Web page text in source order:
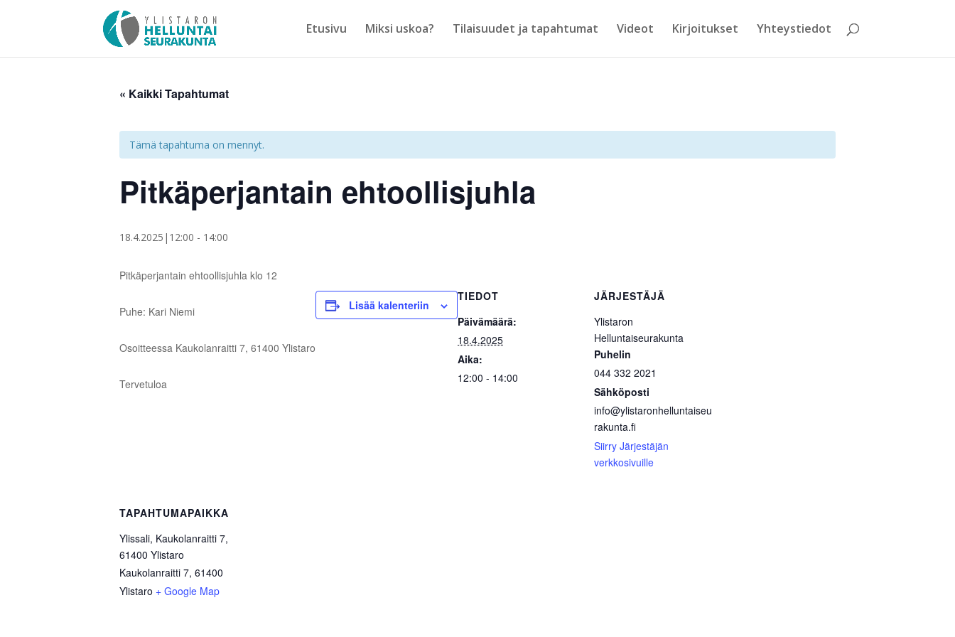
Etusivu Miksi uskoa? Tilaisuudet ja tapahtumat Videot Kirjoitukset Yhteystiedot
« Kaikki Tapahtumat
Tämä tapahtuma on mennyt.
Pitkäperjantain ehtoollisjuhla
18.4.2025|12:00 - 14:00
Pitkäperjantain ehtoollisjuhla klo 12
Puhe: Kari Niemi
Osoitteessa Kaukolanraitti 7, 61400 Ylistaro
Tervetuloa
Lisää kalenteriin
TIEDOT
Päivämäärä:
18.4.2025
Aika:
12:00 - 14:00
JÄRJESTÄJÄ
Ylistaron
Helluntaiseurakunta
Puhelin
044 332 2021
Sähköposti
info@ylistaronhelluntaiseu
rakunta.fi
Siirry Järjestäjän
verkkosivuille
TAPAHTUMAPAIKKA
Ylissali, Kaukolanraitti 7,
61400 Ylistaro
Kaukolanraitti 7, 61400
Ylistaro + Google Map